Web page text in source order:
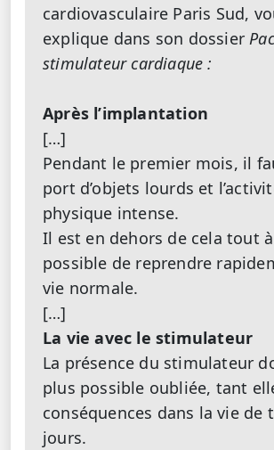
cardiovasculaire Paris Sud,
explique dans son dossier
stimulateur cardiaque :
Après l’implantation
[…]
Pendant le premier mois, il
port d’objets lourds et
physique intense.
Il est en dehors de cela tout
possible de reprendre
vie normale.
[…]
La vie avec le stimulateur
La présence du stimulateur
plus possible oubliée, tant
conséquences dans la vie de
jours.